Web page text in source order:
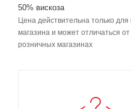
50% вискоза
Цена действительна только для
магазина и может отличаться
розничных магазинах